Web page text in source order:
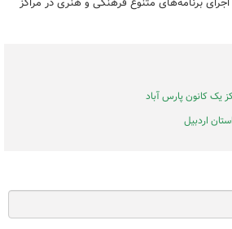
برنامه‌های متنوع فرهنگی و هنری در مراکز
یک کانون پارس آباد
اردبیل